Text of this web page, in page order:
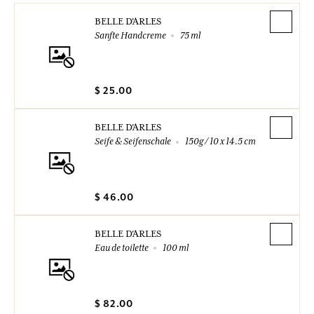
BELLE D'ARLES
Sanfte Handcreme
75 ml
$ 25.00
BELLE D'ARLES
Seife & Seifenschale
150g / 10 x 14.5 cm
$ 46.00
BELLE D'ARLES
Eau de toilette
100 ml
$ 82.00